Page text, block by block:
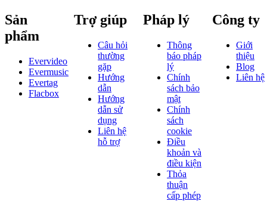
Sản
phẩm
Evervideo
Evermusic
Evertag
Flacbox
Trợ giúp
Câu hỏi
thường
gặp
Hướng
dẫn
Hướng
dẫn sử
dụng
Liên hệ
hỗ trợ
Pháp lý
Thông
báo pháp
lý
Chính
sách bảo
mật
Chính
sách
cookie
Điều
khoản và
điều kiện
Thỏa
thuận
cấp phép
Công ty
Giới
thiệu
Blog
Liên hệ